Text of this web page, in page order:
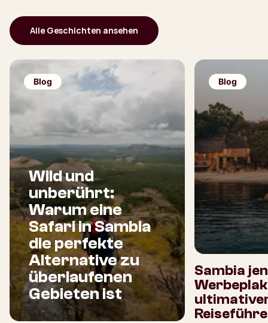
Alle Geschichten ansehen
Blog
Wild und
unberührt:
Warum eine
Safari in Sambia
die perfekte
Alternative zu
überlaufenen
Gebieten ist
Blog
Sambia